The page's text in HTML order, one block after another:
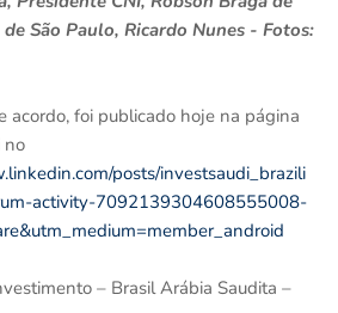
São Paulo, Ricardo Nunes - Fotos:
acordo, foi publicado hoje na página
no
posts/investsaudi_brazili
activity-7092139304608555008-
– Brasil Arábia Saudita –